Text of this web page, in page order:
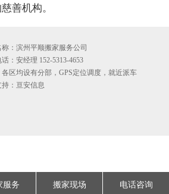
善机构。
称：滨州平顺搬家服务公司
：安经理 152-5313-4653
各区均设有分部，GPS定位调度，就近派车
： 亘安信息
服务 搬家现场 电话咨询